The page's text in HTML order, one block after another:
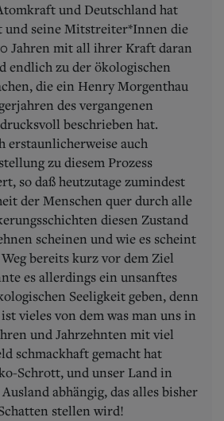
und Deutschland hat
und seine Mitstreiter*Innen die
Jahren mit all ihrer Kraft daran
endlich zu der ökologischen
die ein Henry Morgenthau
des vergangenen
beschrieben hat.
auch
zu diesem Prozess
so daß heutzutage zumindest
der Menschen quer durch alle
diesen Zustand
scheinen und wie es scheint
bereits kurz vor dem Ziel
es allerdings ein unsanftes
Seeligkeit geben, denn
vieles von dem was man uns in
und Jahrzehnten mit viel
schmackhaft gemacht hat
Schrott, und unser Land in
abhängig, das alles bisher
stellen wird!